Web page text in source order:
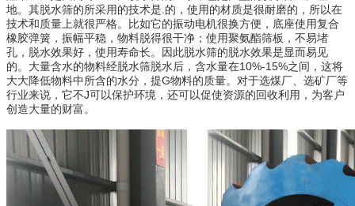
地。其脱水筛的所采用的技术是.的，使用的材质是很耐磨的，所以在
技术和质量上就很严格。比如它的振动电机很换方便，底座使用复合
橡胶弹簧，振幅平稳，物料脱得很干净；使用聚氨酯筛板，不易堵
孔，脱水效果好，使用寿命长。因此脱水筛的脱水效果是显而易见
的。大量含水的物料经脱水筛脱水后，含水量在10%-15%之间，这将
大大降低物料中所含的水分，提G物料的质量。对于选煤厂、选矿厂等
行业来说，它不J可以保护环境，还可以促使资源的回收利用，为客户
创造大量的财富。